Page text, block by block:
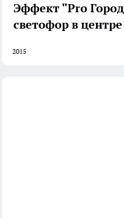
Эффект "Pro
светофор в
2015